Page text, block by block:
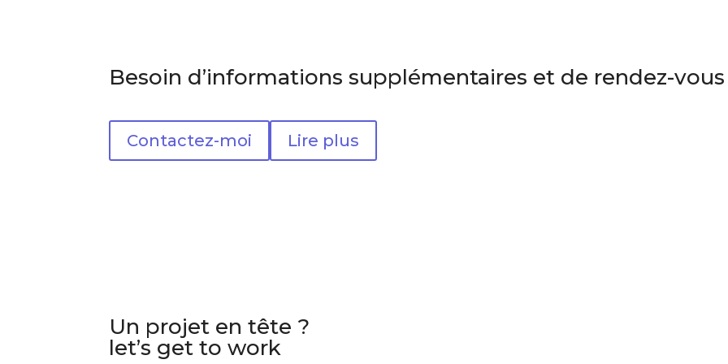
Besoin d’informations supplémentaires et de rendez-
Contactez-moi Lire plus
Un projet en tête ?
let’s get to work